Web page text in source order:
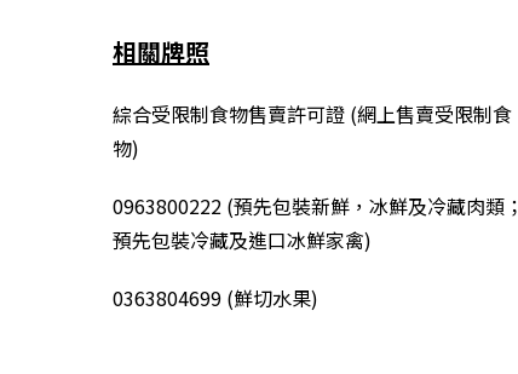
相關牌照
綜合受限制食物售賣許可證 (網上售賣受限制食
物)
0963800222 (預先包裝新鮮，冰鮮及冷藏肉類；
預先包裝冷藏及進口冰鮮家禽)
0363804699 (鮮切水果)